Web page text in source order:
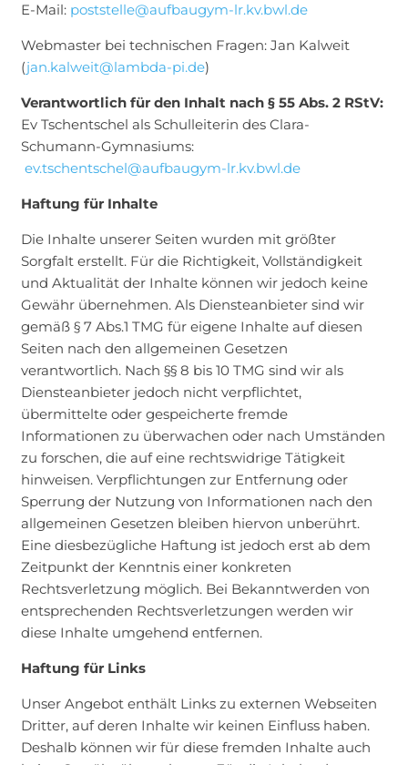
E-Mail: poststelle@aufbaugym-lr.kv.bwl.de
Webmaster bei technischen Fragen: Jan Kalweit
(jan.kalweit@lambda-pi.de)
Verantwortlich für den Inhalt nach § 55 Abs. 2 RStV:
Ev Tschentschel als Schulleiterin des Clara-
Schumann-Gymnasiums:
ev.tschentschel@aufbaugym-lr.kv.bwl.de
Haftung für Inhalte
Die Inhalte unserer Seiten wurden mit größter
Sorgfalt erstellt. Für die Richtigkeit, Vollständigkeit
und Aktualität der Inhalte können wir jedoch keine
Gewähr übernehmen. Als Diensteanbieter sind wir
gemäß § 7 Abs.1 TMG für eigene Inhalte auf diesen
Seiten nach den allgemeinen Gesetzen
verantwortlich. Nach §§ 8 bis 10 TMG sind wir als
Diensteanbieter jedoch nicht verpflichtet,
übermittelte oder gespeicherte fremde
Informationen zu überwachen oder nach Umständen
zu forschen, die auf eine rechtswidrige Tätigkeit
hinweisen. Verpflichtungen zur Entfernung oder
Sperrung der Nutzung von Informationen nach den
allgemeinen Gesetzen bleiben hiervon unberührt.
Eine diesbezügliche Haftung ist jedoch erst ab dem
Zeitpunkt der Kenntnis einer konkreten
Rechtsverletzung möglich. Bei Bekanntwerden von
entsprechenden Rechtsverletzungen werden wir
diese Inhalte umgehend entfernen.
Haftung für Links
Unser Angebot enthält Links zu externen Webseiten
Dritter, auf deren Inhalte wir keinen Einfluss haben.
Deshalb können wir für diese fremden Inhalte auch